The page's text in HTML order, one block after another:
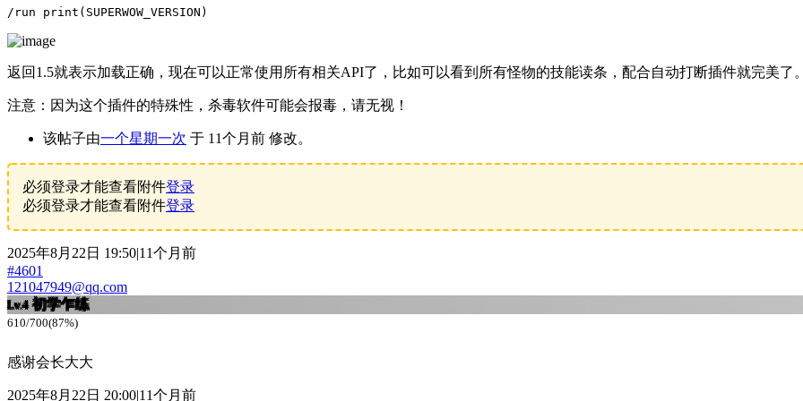
/run print(SUPERWOW_VERSION)
返回1.5就表示加载正确，现在可以正常使用所有相关API了，比如可以看到所有怪物的技能读条，配合自动打断插件就完美了
注意：因为这个插件的特殊性，杀毒软件可能会报毒，请无视！
该帖子由一个星期一次 于 11个月前 修改。
必须登录才能查看附件登录
必须登录才能查看附件登录
2025年8月22日 19:50|11个月前
#4601
121047949@qq.com
Lv.4初学乍练
610/700(87%)
感谢会长大大
2025年8月22日 20:00|11个月前